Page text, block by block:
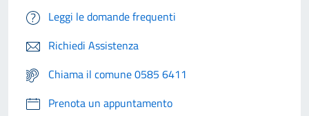
Leggi le domande frequenti
Richiedi Assistenza
Chiama il comune 0585 6411
Prenota un appuntamento